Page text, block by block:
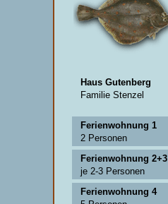
Haus Gutenberg
Familie Stenzel
Ferienwohnung 1
2 Personen
Ferienwohnung 2+3
je 2-3 Personen
Ferienwohnung 4